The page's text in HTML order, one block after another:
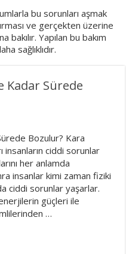
bu sorunları aşmak
ve gerçekten üzerine
bakılır. Yapılan bu bakım
sağlıklıdır.
Kadar Sürede
Bozulur? Kara
insanların ciddi sorunlar
her anlamda
insanlar kimi zaman fiziki
ciddi sorunlar yaşarlar.
güçleri ile
…